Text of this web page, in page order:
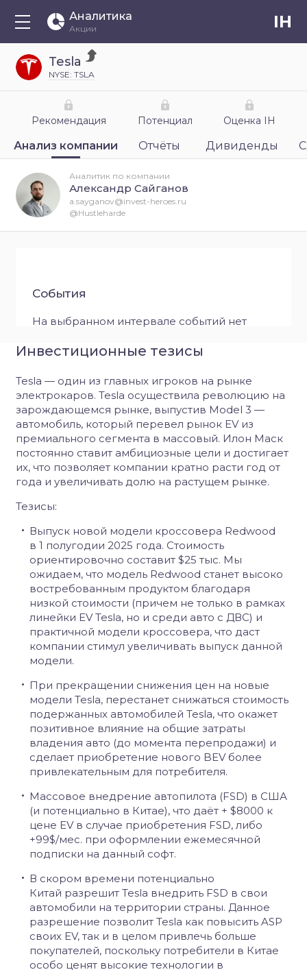
Аналитика
Акции IH
Tesla
NYSE: TSLA
Рекомендация Потенциал Оценка IH
Анализ компании Отчёты Дивиденды
События
На выбранном интервале событий нет
Инвестиционные тезисы
Tesla — один из главных игроков на рынке
электрокаров. Tesla осуществила революцию на
зарождающемся рынке, выпустив Model 3 —
автомобиль, который перевел рынок EV из
премиального сегмента в массовый. Илон Маск
постоянно ставит амбициозные цели и достигает
их, что позволяет компании кратно расти год от
года и увеличивать долю на растущем рынке.
Тезисы:
Выпуск новой модели кроссовера Redwood
в 1 полугодии 2025 года. Стоимость
ориентировочно составит $25 тыс. Мы
ожидаем, что модель Redwood станет высоко
востребованным продуктом благодаря
низкой стоимости (причем не только в рамках
линейки EV Tesla, но и среди авто с ДВС) и
практичной модели кроссовера, что даст
компании стимул увеличивать выпуск данной
модели.
При прекращении снижения цен на новые
модели Tesla, перестанет снижаться стоимость
подержанных автомобилей Tesla, что окажет
позитивное влияние на общие затраты
владения авто (до момента перепродажи) и
сделает приобретение нового BEV более
привлекательным для потребителя.
Массовое внедрение автопилота (FSD) в США
(и потенциально в Китае), что даёт + $8000 к
цене EV в случае приобретения FSD, либо
+99$/мес. при оформлении ежемесячной
подписки на данный софт.
В скором времени потенциально
Китай разрешит Tesla внедрить FSD в свои
автомобили на территории страны. Данное
разрешение позволит Tesla как повысить ASP
своих EV, так и в целом привлечь больше
покупателей, поскольку потребители в Китае
особо ценят высокие технологии в
Аналитик по компании
Александр Сайганов
a.sayganov@invest-heroes.ru
@Hustleharde